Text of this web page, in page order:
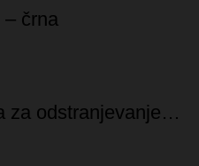
– črna
za odstranjevanje